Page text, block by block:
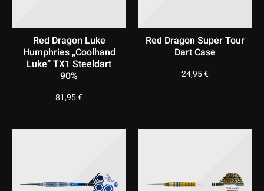
Red Dragon Luke
Humphries „Coolhand
Luke“ TX1 Steeldart
90%
81,95€
Red Dragon Super Tour
Dart Case
24,95€